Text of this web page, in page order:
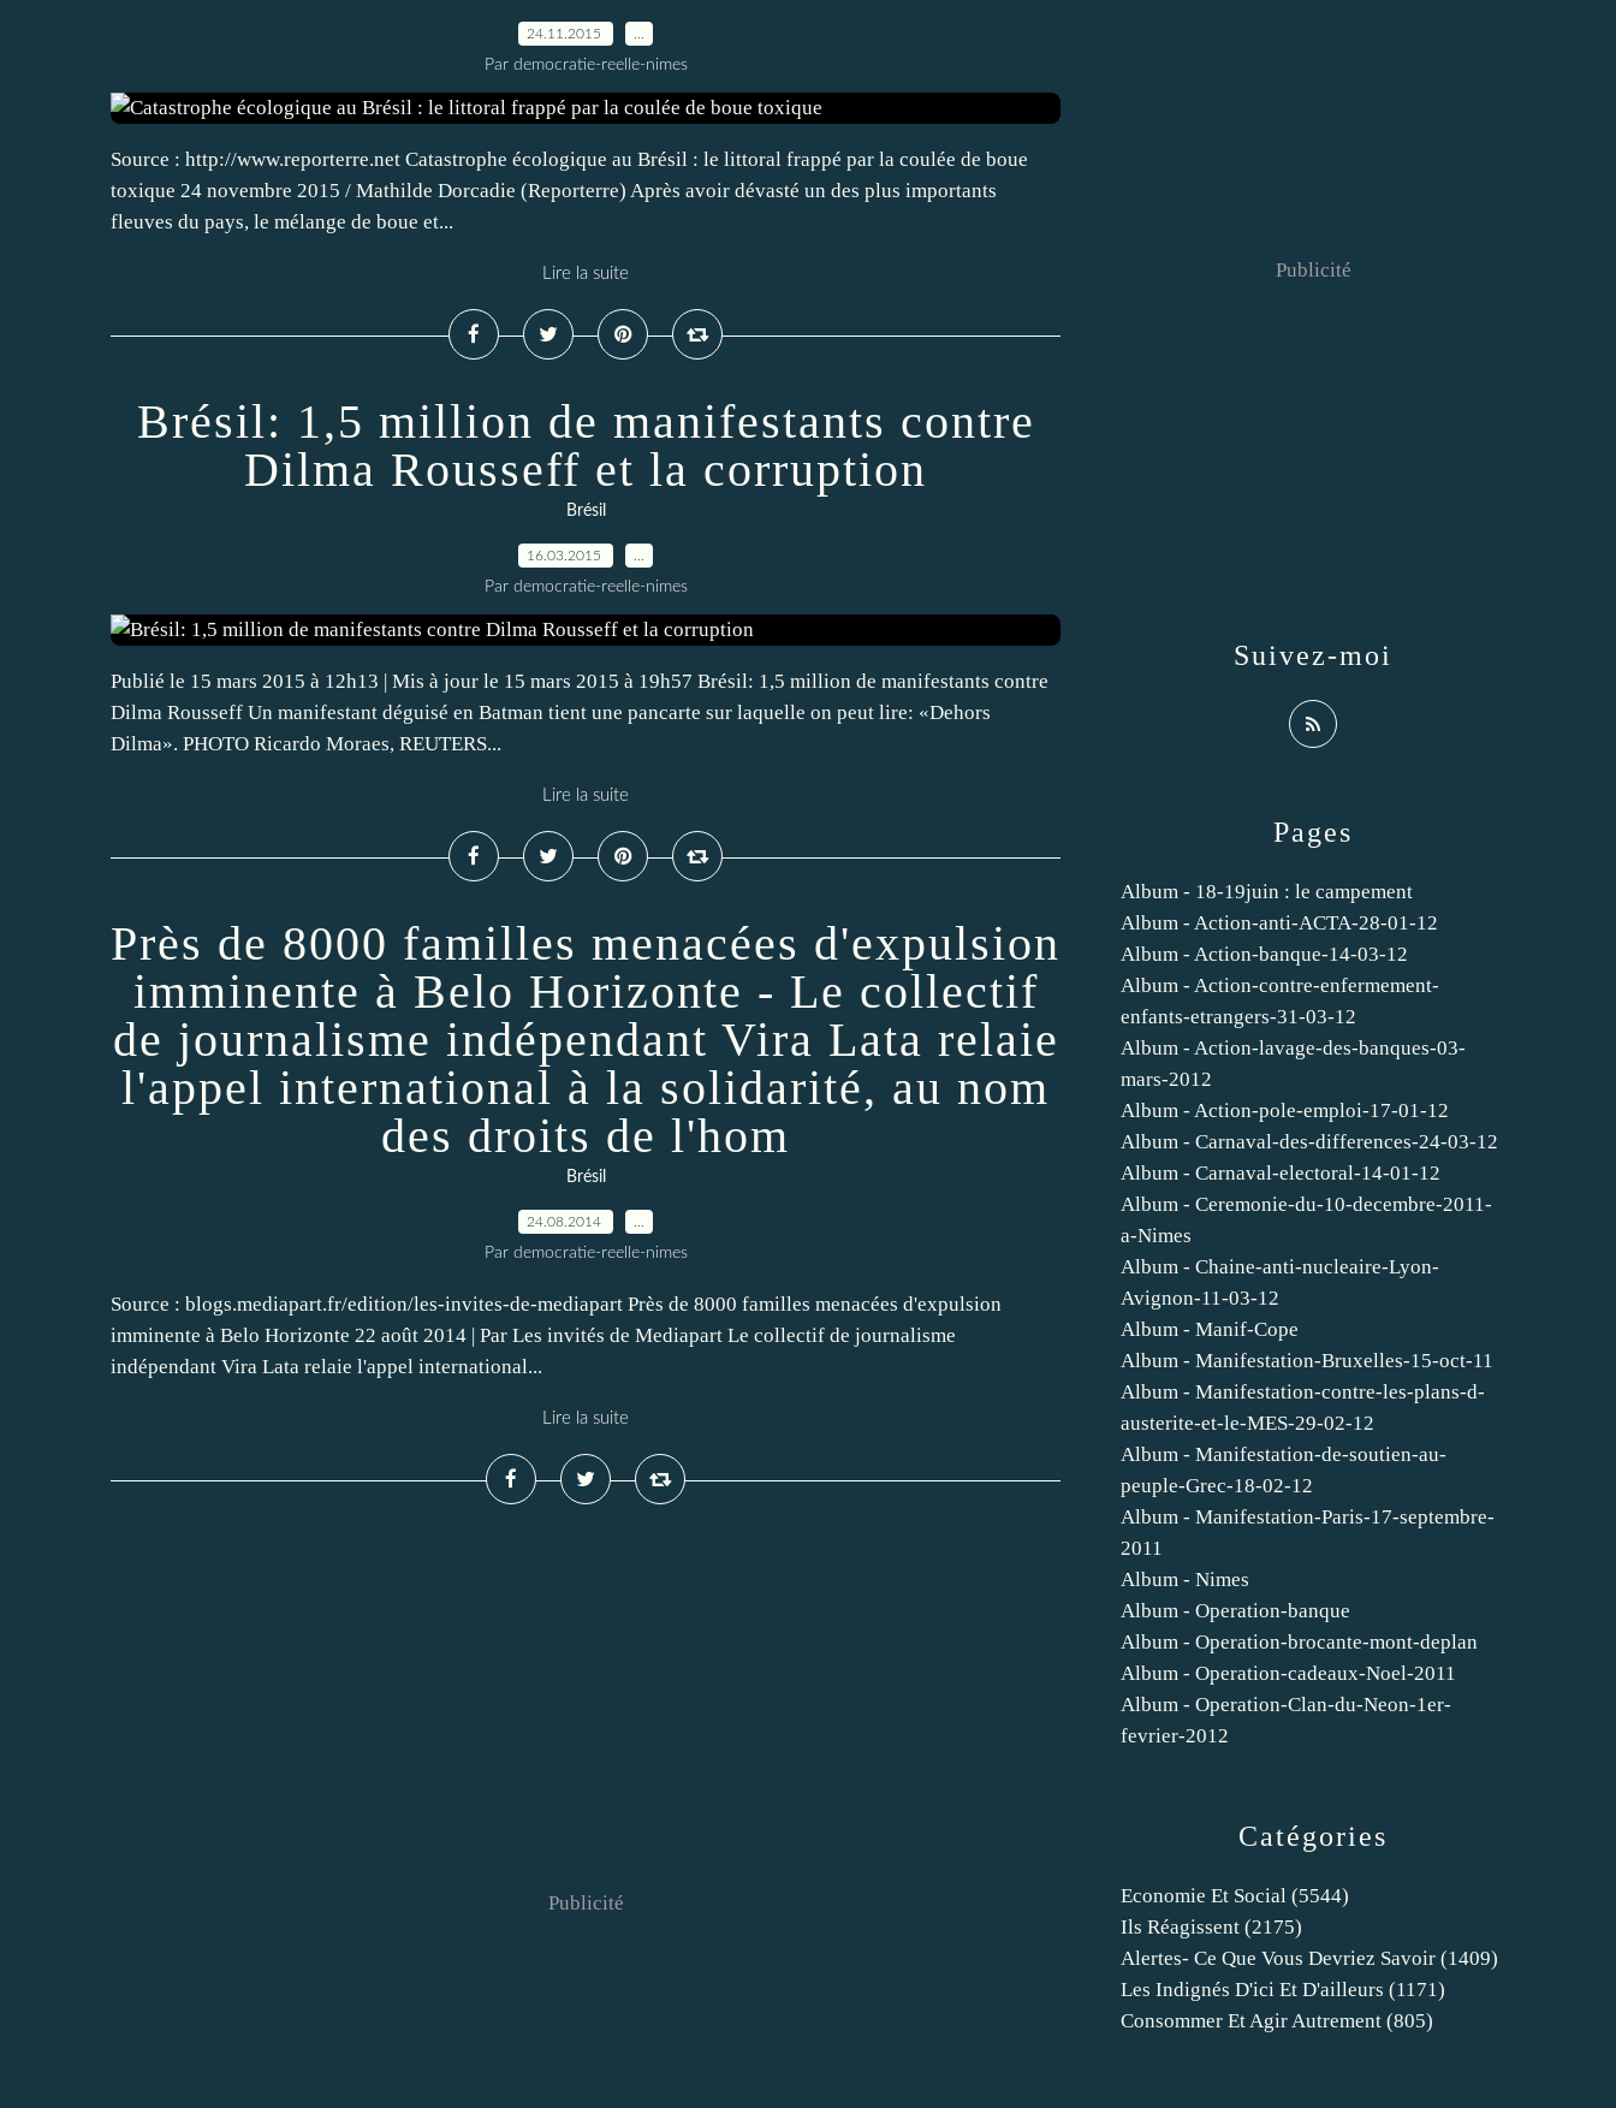
24.11.2015
Par democratie-reelle-nimes
Source : http://www.reporterre.net Catastrophe écologique au Brésil : le littoral frappé par la coulée de boue
toxique 24 novembre 2015 / Mathilde Dorcadie (Reporterre) Après avoir dévasté un des plus importants
fleuves du pays, le mélange de boue et...
Lire la suite
Brésil: 1,5 million de manifestants contre
Dilma Rousseff et la corruption
Brésil
16.03.2015
Par democratie-reelle-nimes
Publié le 15 mars 2015 à 12h13 | Mis à jour le 15 mars 2015 à 19h57 Brésil: 1,5 million de manifestants contre
Dilma Rousseff Un manifestant déguisé en Batman tient une pancarte sur laquelle on peut lire: «Dehors
Dilma». PHOTO Ricardo Moraes, REUTERS...
Lire la suite
Près de 8000 familles menacées d'expulsion
imminente à Belo Horizonte - Le collectif
de journalisme indépendant Vira Lata relaie
l'appel international à la solidarité, au nom
des droits de l'hom
Brésil
24.08.2014
Par democratie-reelle-nimes
Source : blogs.mediapart.fr/edition/les-invites-de-mediapart Près de 8000 familles menacées d'expulsion
imminente à Belo Horizonte 22 août 2014 | Par Les invités de Mediapart Le collectif de journalisme
indépendant Vira Lata relaie l'appel international...
Lire la suite
Publicité
Catégories
Economie Et Social (5544)
Ils Réagissent (2175)
Alertes- Ce Que Vous Devriez Savoir (1409)
Les Indignés D'ici Et D'ailleurs (1171)
Consommer Et Agir Autrement (805)
Pages
Album - 18-19juin : le campement
Album - Action-anti-ACTA-28-01-12
Album - Action-banque-14-03-12
Album - Action-contre-enfermement-
enfants-etrangers-31-03-12
Album - Action-lavage-des-banques-03-
mars-2012
Album - Action-pole-emploi-17-01-12
Album - Carnaval-des-differences-24-03-12
Album - Carnaval-electoral-14-01-12
Album - Ceremonie-du-10-decembre-2011-
a-Nimes
Album - Chaine-anti-nucleaire-Lyon-
Avignon-11-03-12
Album - Manif-Cope
Album - Manifestation-Bruxelles-15-oct-11
Album - Manifestation-contre-les-plans-d-
austerite-et-le-MES-29-02-12
Album - Manifestation-de-soutien-au-
peuple-Grec-18-02-12
Album - Manifestation-Paris-17-septembre-
2011
Album - Nimes
Album - Operation-banque
Album - Operation-brocante-mont-deplan
Album - Operation-cadeaux-Noel-2011
Album - Operation-Clan-du-Neon-1er-
fevrier-2012
Suivez-moi
Publicité